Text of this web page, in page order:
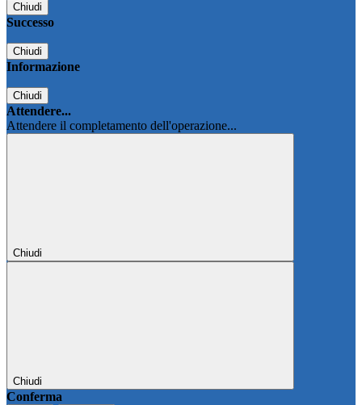
Chiudi
Successo
Chiudi
Informazione
Chiudi
Attendere...
Attendere il completamento dell'operazione...
Chiudi
Chiudi
Conferma